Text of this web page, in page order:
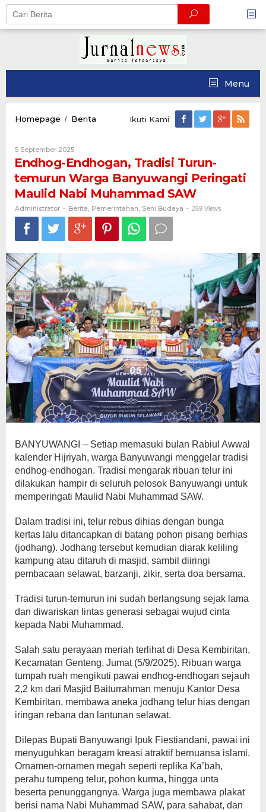
Skip
content
Menu
Homepage / Berita
temurun
Warga
Banyuwangi
Peringati
Muhammad
SAW
Ikuti Kami
5 September 2025Oleh
Administrator
Endhog-Endhogan, Tradisi Turun-
temurun Warga Banyuwangi Peringati
Maulid Nabi Muhammad SAW
Administrator - Berita, Pemerintahan, Seni Budaya - 269 Views
BANYUWANGI – Setiap memasuki bulan Rabiul Awwal
kalender Hijriyah, warga Banyuwangi menggelar tradisi
endhog-endhogan. Tradisi mengarak ribuan telur ini
dilakukan hampir di seluruh pelosok Banyuwangi untuk
memperingati Maulid Nabi Muhammad SAW.
Dalam tradisi ini, telur rebus dihias dengan bunga
kertas lalu ditancapkan di batang pohon pisang berhias
(jodhang). Jodhang tersebut kemudian diarak keliling
kampung atau ditaruh di masjid, sambil diiringi
pembacaan selawat, barzanji, zikir, serta doa bersama.
Tradisi turun-temurun ini sudah berlangsung sejak lama
dan diwariskan lintas generasi sebagai wujud cinta
kepada Nabi Muhammad.
Salah satu perayaan meriah terlihat di Desa Kembiritan,
Kecamatan Genteng, Jumat (5/9/2025). Ribuan warga
tumpah ruah mengikuti pawai endhog-endhogan sejauh
2,2 km dari Masjid Baiturrahman menuju Kantor Desa
Kembiritan, membawa aneka jodhang telur hias dengan
iringan rebana dan lantunan selawat.
Dilepas Bupati Banyuwangi Ipuk Fiestiandani, pawai ini
menyuguhkan beragam kreasi atraktif bernuansa islami.
Ornamen-ornamen megah seperti replika Ka’bah,
perahu tumpeng telur, pohon kurma, hingga unta
beserta penunggangnya. Warga juga membawa plakat
berisi nama Nabi Muhammad SAW, para sahabat, dan